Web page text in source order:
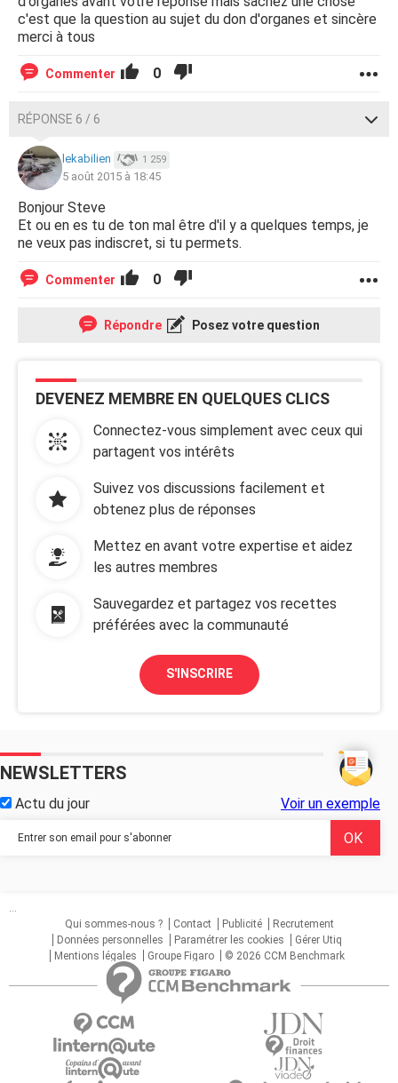
c'est que la question au sujet du don d'organes et sincère
merci à tous
Commenter 0
RÉPONSE 6 / 6
lekabilien 1 259
5 août 2015 à 18:45
Bonjour Steve
Et ou en es tu de ton mal être d'il y a quelques temps, je
ne veux pas indiscret, si tu permets.
Commenter 0
Répondre Posez votre question
DEVENEZ MEMBRE EN QUELQUES CLICS
Connectez-vous simplement avec ceux qui
partagent vos intérêts
Suivez vos discussions facilement et
obtenez plus de réponses
Mettez en avant votre expertise et aidez
les autres membres
Sauvegardez et partagez vos recettes
préférées avec la communauté
S'INSCRIRE
NEWSLETTERS
Actu du jour Voir un exemple
...
Qui sommes-nous ?
Contact Publicité
Recrutement
Données personnelles
Paramétrer les cookies
Gérer Utiq
Mentions légales
Groupe Figaro © 2026 CCM Benchmark